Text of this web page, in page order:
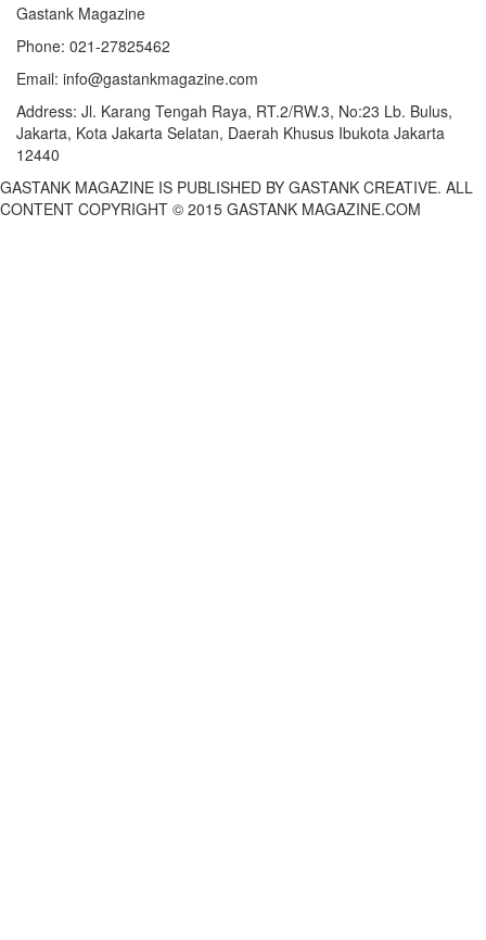
Gastank Magazine
Phone: 021-27825462
Email: info@gastankmagazine.com
Address: Jl. Karang Tengah Raya, RT.2/RW.3, No:23 Lb. Bulus,
Jakarta, Kota Jakarta Selatan, Daerah Khusus Ibukota Jakarta
12440
GASTANK MAGAZINE IS PUBLISHED BY GASTANK CREATIVE. ALL
CONTENT COPYRIGHT © 2015 GASTANK MAGAZINE.COM